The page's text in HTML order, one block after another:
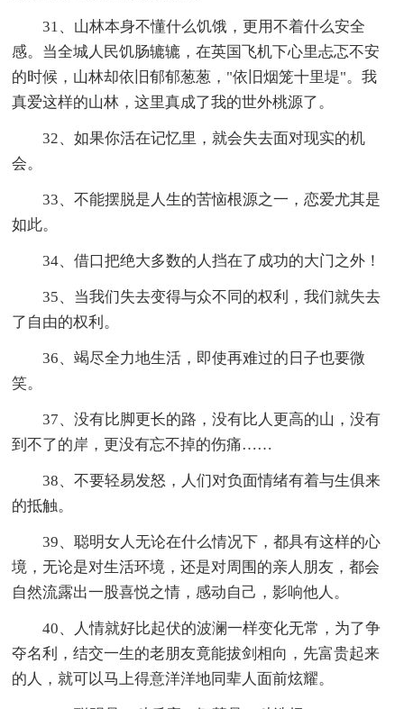
31、山林本身不懂什么饥饿，更用不着什么安全
感。当全城人民饥肠辘辘，在英国飞机下心里忐忑不安
的时候，山林却依旧郁郁葱葱，"依旧烟笼十里堤"。我
真爱这样的山林，这里真成了我的世外桃源了。
32、如果你活在记忆里，就会失去面对现实的机
会。
33、不能摆脱是人生的苦恼根源之一，恋爱尤其是
如此。
34、借口把绝大多数的人挡在了成功的大门之外！
35、当我们失去变得与众不同的权利，我们就失去
了自由的权利。
36、竭尽全力地生活，即使再难过的日子也要微
笑。
37、没有比脚更长的路，没有比人更高的山，没有
到不了的岸，更没有忘不掉的伤痛……
38、不要轻易发怒，人们对负面情绪有着与生俱来
的抵触。
39、聪明女人无论在什么情况下，都具有这样的心
境，无论是对生活环境，还是对周围的亲人朋友，都会
自然流露出一股喜悦之情，感动自己，影响他人。
40、人情就好比起伏的波澜一样变化无常，为了争
夺名利，结交一生的老朋友竟能拔剑相向，先富贵起来
的人，就可以马上得意洋洋地同辈人面前炫耀。